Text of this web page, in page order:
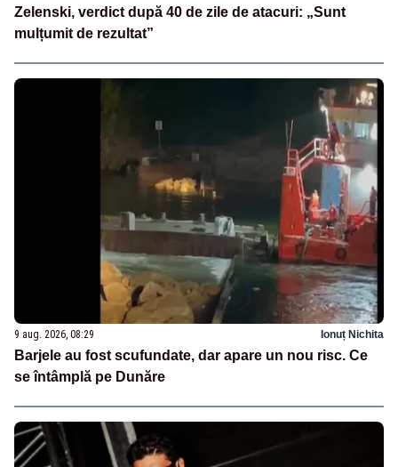
Zelenski, verdict după 40 de zile de atacuri: „Sunt
mulțumit de rezultat”
9 aug. 2026, 08:29 Ionuț Nichita
Barjele au fost scufundate, dar apare un nou risc. Ce
se întâmplă pe Dunăre